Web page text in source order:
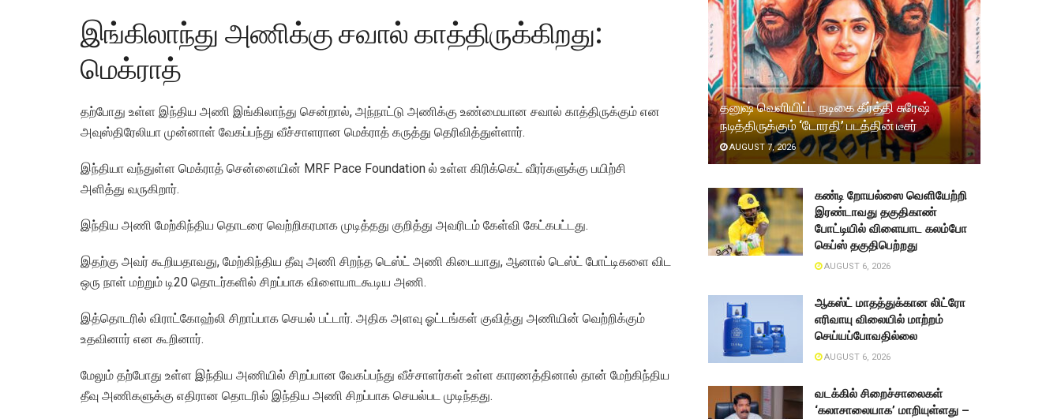
இங்கிலாந்து அணிக்கு சவால் காத்திருக்கிறது:
மெக்ராத்
தற்போது உள்ள இந்திய அணி இங்கிலாந்து சென்றால், அந்நாட்டு அணிக்கு உண்மையான சவால் காத்திருக்கும் என
அவுஸ்திரேலியா முன்னாள் வேகப்பந்து வீச்சாளரான மெக்ராத் கருத்து தெரிவித்துள்ளார்.
இந்தியா வந்துள்ள மெக்ராத் சென்னையின் MRF Pace Foundation ல் உள்ள கிரிக்கெட் வீரர்களுக்கு பயிற்சி
அளித்து வருகிறார்.
இந்திய அணி மேற்கிந்திய தொடரை வெற்றிகரமாக முடித்தது குறித்து அவரிடம் கேள்வி கேட்கபட்டது.
இதற்கு அவர் கூறியதாவது, மேற்கிந்திய தீவு அணி சிறந்த டெஸ்ட் அணி கிடையாது, ஆனால் டெஸ்ட் போட்டிகளை விட
ஒரு நாள் மற்றும் டி20 தொடர்களில் சிறப்பாக விளையாடகூடிய அணி.
இத்தொடரில் விராட்கோஹ்லி சிறாப்பாக செயல் பட்டார். அதிக அளவு ஓட்டங்கள் குவித்து அணியின் வெற்றிக்கும்
உதவினார் என கூறினார்.
மேலும் தற்போது உள்ள இந்திய அணியில் சிறப்பான வேகப்பந்து வீச்சாளர்கள் உள்ள காரணத்தினால் தான் மேற்கிந்திய
தீவு அணிகளுக்கு எதிரான தொடரில் இந்திய அணி சிறப்பாக செயல்பட முடிந்தது.
தனுஷ் வெளியிட்ட நடிகை கீர்த்தி சுரேஷ்
நடித்திருக்கும் ‘டோரதி’ படத்தின் டீசர்
AUGUST 7, 2026
கண்டி றோயல்ஸை வெளியேற்றி
இரண்டாவது தகுதிகாண்
போட்டியில் விளையாட கலம்போ
கெப்ஸ் தகுதிபெற்றது
AUGUST 6, 2026
ஆகஸ்ட் மாதத்துக்கான லிட்ரோ
எரிவாயு விலையில் மாற்றம்
செய்யப்போவதில்லை
AUGUST 6, 2026
வடக்கில் சிறைச்சாலைகள்
‘கலாசாலையாக’ மாறியுள்ளது –